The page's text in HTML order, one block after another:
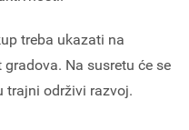
treba ukazati na
Na susretu će se
trajni održivi razvoj.